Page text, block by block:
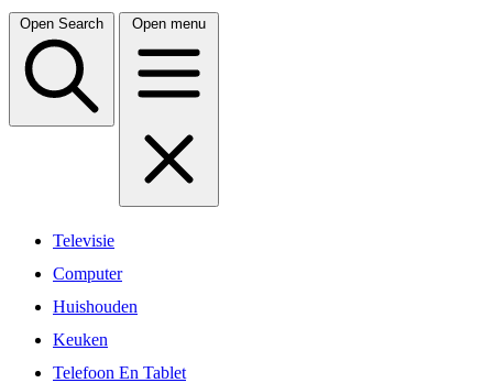
Open Search Open menu
Televisie
Computer
Huishouden
Keuken
Telefoon En Tablet